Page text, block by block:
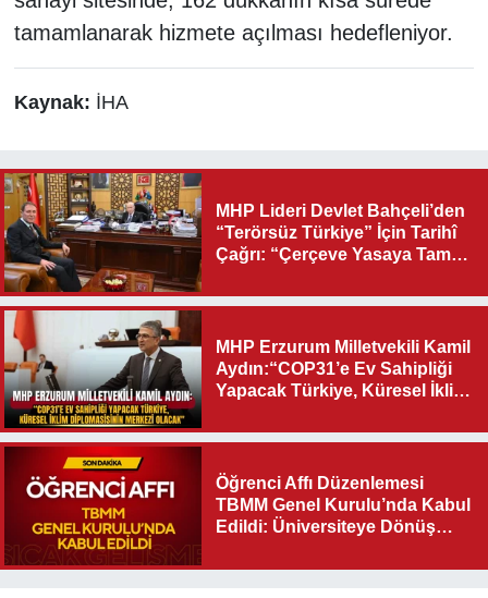
tamamlanarak hizmete açılması hedefleniyor.
Kaynak: İHA
MHP Lideri Devlet Bahçeli’den
“Terörsüz Türkiye” İçin Tarihî
Çağrı: “Çerçeve Yasaya Tam
MHP Erzurum Milletvekili Kamil
Aydın:“COP31’e Ev Sahipliği
Yapacak Türkiye, Küresel İklim
Olacak"
Öğrenci Affı Düzenlemesi
TBMM Genel Kurulu’nda Kabul
Edildi: Üniversiteye Dönüş